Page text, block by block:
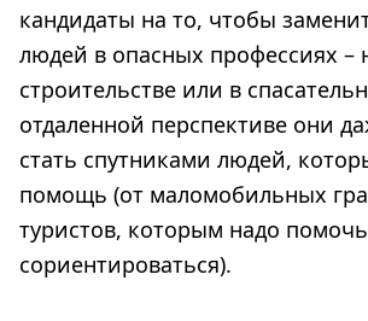
кандидаты на то, чтобы
людей в опасных профессиях –
строительстве или в
отдаленной перспективе они
стать спутниками людей,
помощь (от маломобильных
туристов, которым надо помочь
сориентироваться).